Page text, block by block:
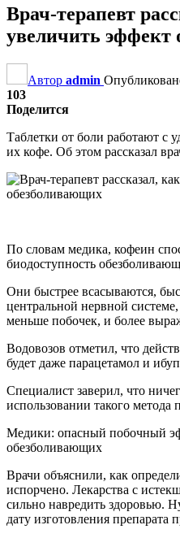
Врач-терапевт
увеличить эффект
Автор admin
103
Поделится
Таблетки от боли работают с
их кофе. Об этом рассказал
По словам медика, кофеин
биодоступность
Они быстрее всасываются,
центральной нервной
меньше побочек, и более
Водовозов отметил, что
будет даже парацетамол и
Специалист заверил, что
использовании такого метода
Медики: опасный побочный
обезболивающих
Врачи объяснили, как
испорчено. Лекарства с
сильно навредить здоровью.
дату изготовления препарата